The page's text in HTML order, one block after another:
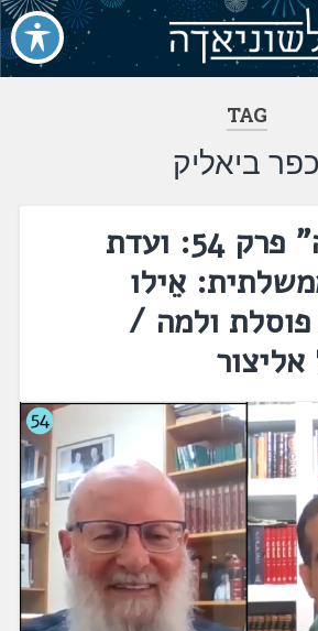
TAG
כפר ביאליק
"קולולושה" פרק 54: ועדת
אֵילו
ולמה /
אליצור